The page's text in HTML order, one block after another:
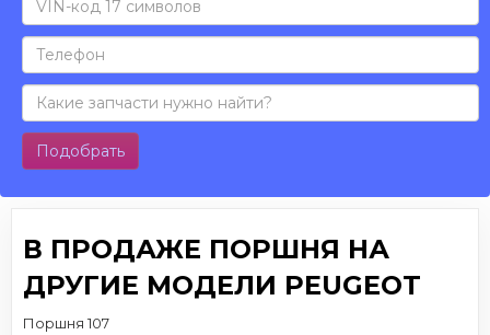
Подобрать
В ПРОДАЖЕ ПОРШНЯ НА
ДРУГИЕ МОДЕЛИ PEUGEOT
Поршня 107